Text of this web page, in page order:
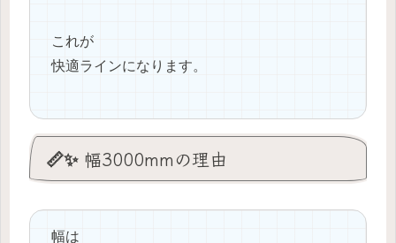
これが
快適ラインになります。
📏✨ 幅3000mmの理由
幅は